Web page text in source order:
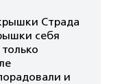
Страда
себя
и